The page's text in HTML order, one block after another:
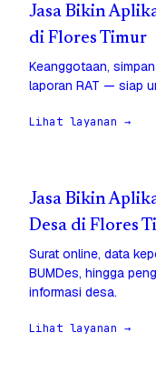
Jasa Bikin
di Flores Timur
Keanggotaan,
laporan RAT — siap
Lihat layanan →
Jasa Bikin
Desa di Flores
Surat online, data
BUMDes, hingga
informasi desa.
Lihat layanan →